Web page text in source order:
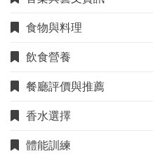
食物與料理
飲食營養
餐廳評價與推薦
香水選擇
體能訓練